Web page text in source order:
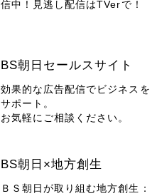
信中！見逃し配信はTVerで！
BS朝日セールスサイト
効果的な広告配信でビジネスを
サポート。
お気軽にご相談ください。
BS朝日×地方創生
ＢＳ朝日が取り組む地方創生：